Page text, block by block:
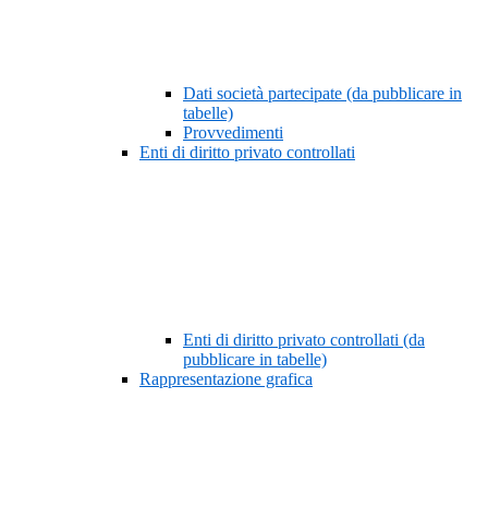
Dati società partecipate (da pubblicare in
tabelle)
Provvedimenti
Enti di diritto privato controllati
Enti di diritto privato controllati (da
pubblicare in tabelle)
Rappresentazione grafica